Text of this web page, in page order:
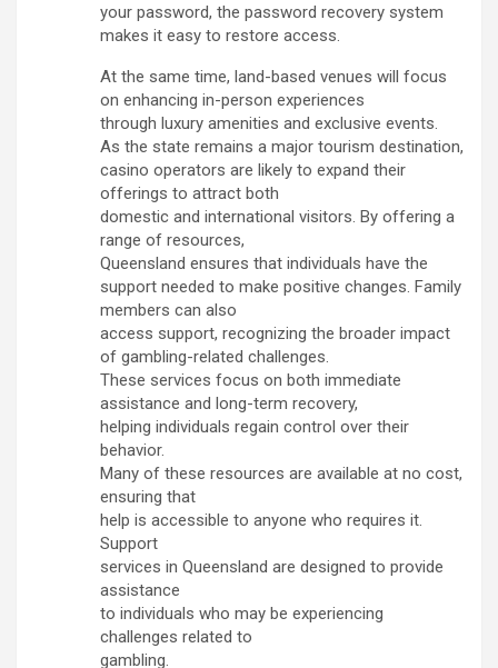
your password, the password recovery system
makes it easy to restore access.
At the same time, land-based venues will focus
on enhancing in-person experiences
through luxury amenities and exclusive events.
As the state remains a major tourism destination,
casino operators are likely to expand their
offerings to attract both
domestic and international visitors. By offering a
range of resources,
Queensland ensures that individuals have the
support needed to make positive changes. Family
members can also
access support, recognizing the broader impact
of gambling-related challenges.
These services focus on both immediate
assistance and long-term recovery,
helping individuals regain control over their
behavior.
Many of these resources are available at no cost,
ensuring that
help is accessible to anyone who requires it.
Support
services in Queensland are designed to provide
assistance
to individuals who may be experiencing
challenges related to
gambling.